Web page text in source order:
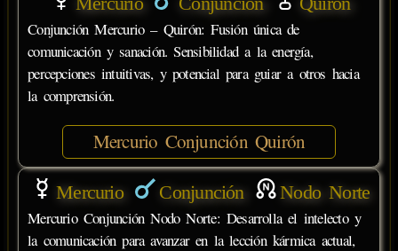
Conjunción Mercurio – Quirón: Fusión única de
comunicación y sanación. Sensibilidad a la energía,
percepciones intuitivas, y potencial para guiar a otros hacia
la comprensión.
Mercurio Conjunción Quirón
Mercurio Conjunción Nodo Norte
Mercurio Conjunción Nodo Norte: Desarrolla el intelecto y
la comunicación para avanzar en la lección kármica actual,